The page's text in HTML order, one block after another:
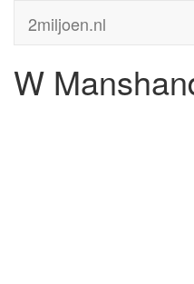
2miljoen.nl
W